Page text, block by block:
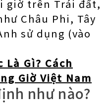
giờ trên Trái đất,
Châu Phi, Tây
sử dụng (vào
Là Gì? Cách
Giờ Việt Nam
như nào?